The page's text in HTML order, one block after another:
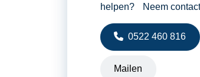
helpen? Neem
0522 460 816
Mailen